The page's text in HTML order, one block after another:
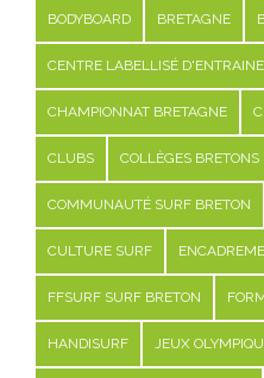
BODYBOARD BRETAGNE
CENTRE LABELLISÉ
CHAMPIONNAT BRETAGNE
CLUBS COLLÈGES BRETONS
COMMUNAUTÉ SURF BRETON
CULTURE SURF
FFSURF SURF BRETON
HANDISURF JEUX